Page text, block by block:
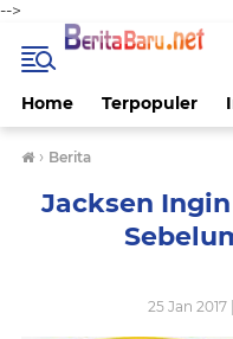
-->
Home Terpopuler
› Berita
Jacksen
25 Jan 2017